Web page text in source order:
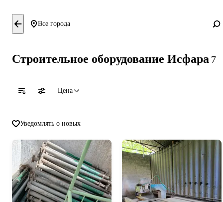
Все города
Строительное оборудование Исфара 7
Цена
Уведомлять о новых